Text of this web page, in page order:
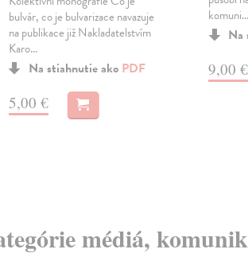
bulvár, co je bulvarizace navazuje
na publikace již Nakladatelstvím
Karo...
Na stiahnutie ako PDF
5,00 €
komuni...
Na
9,00 €
médiá,